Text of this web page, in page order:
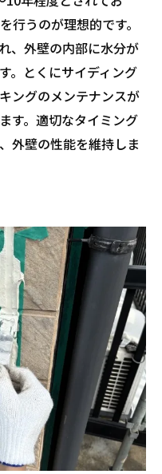
行うのが理想的です。
、外壁の内部に水分が
。とくにサイディング
ングのメンテナンスが
す。適切なタイミング
外壁の性能を維持しま